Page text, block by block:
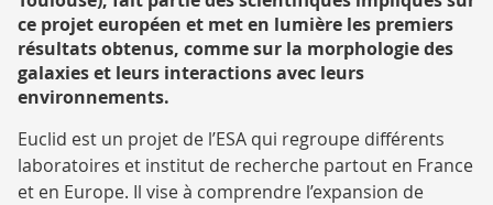
ce projet européen et met en lumière les premiers
résultats obtenus, comme sur la morphologie des
galaxies et leurs interactions avec leurs
environnements.
Euclid est un projet de l’ESA qui regroupe différents
laboratoires et institut de recherche partout en France
et en Europe. Il vise à comprendre l’expansion de